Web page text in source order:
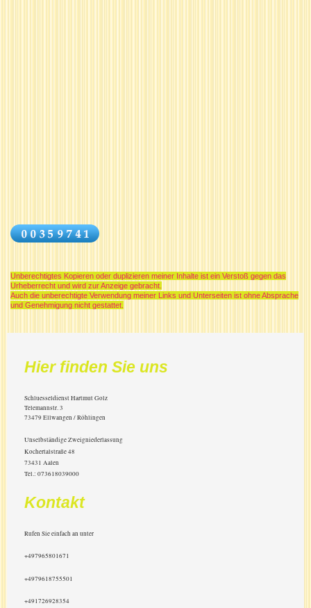
Unberechtigtes Kopieren oder duplizieren meiner Inhalte ist ein Verstoß gegen das
Urheberrecht und wird zur Anzeige gebracht.
Auch die unberechtigte Verwendung meiner Links und Unterseiten ist ohne Absprache
und Genehmigung nicht gestattet.
Hier finden Sie uns
Schluesseldienst Hartmut Golz
Telemannstr.3
73479Ellwangen / Röhlingen
Unselbständige Zweigniederlassung
Kochertalstraße 48
73431 Aalen
Tel.: 073618039000
Kontakt
Rufen Sie einfach an unter
+497965801671
+4979618755501
+491726928354